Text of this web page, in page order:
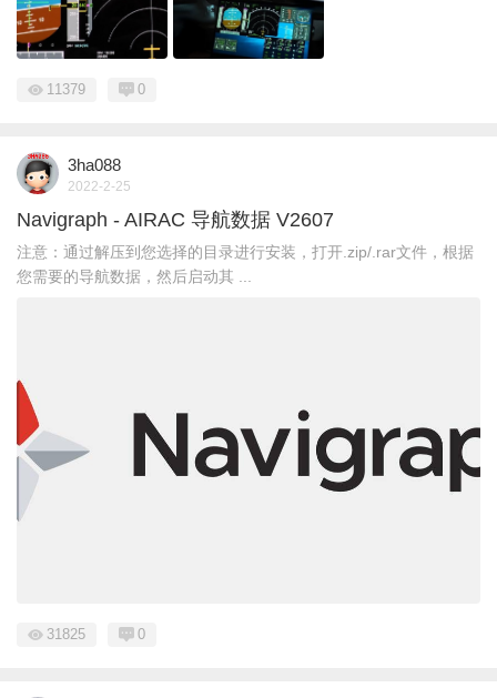
11379 0
3ha088
2022-2-25
Navigraph - AIRAC 导航数据 V2607
注意：通过解压到您选择的目录进行安装，打开.zip/.rar文件，根据
您需要的导航数据，然后启动其 ...
31825 0